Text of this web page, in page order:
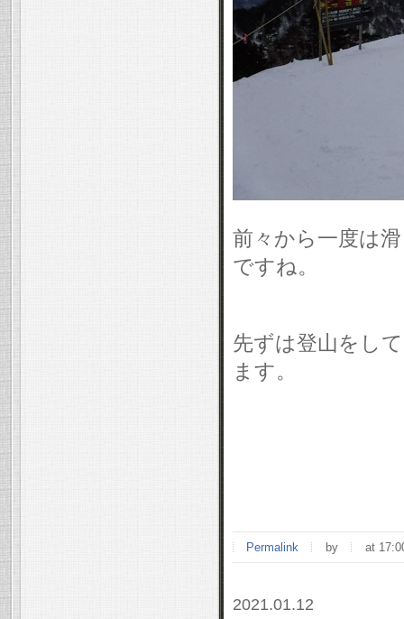
前々から一度は
ですね。
先ずは登山をし
ます。
Permalink by at
2021.01.12